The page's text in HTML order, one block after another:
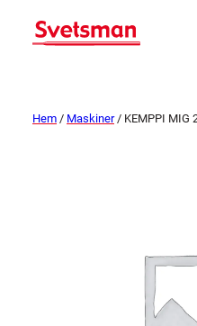
Hem / Maskiner/ KEMPPI MIG